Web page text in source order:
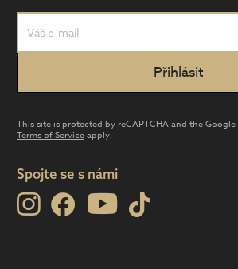
This site is protected by reCAPTCHA and the Google
Terms of Serviceapply.
Spojte se s námi